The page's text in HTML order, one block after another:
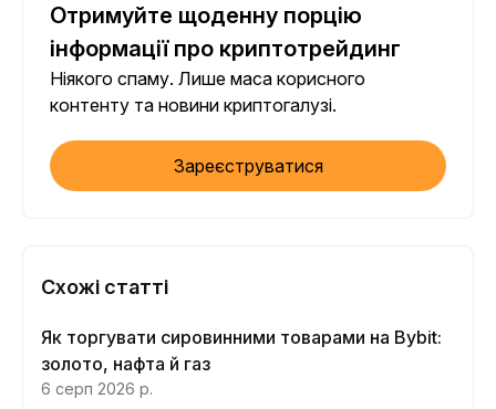
Отримуйте щоденну порцію
інформації про криптотрейдинг
Ніякого спаму. Лише маса корисного
контенту та новини криптогалузі.
Зареєструватися
Схожі статті
Як торгувати сировинними товарами на Bybit:
золото, нафта й газ
6 серп 2026 р.